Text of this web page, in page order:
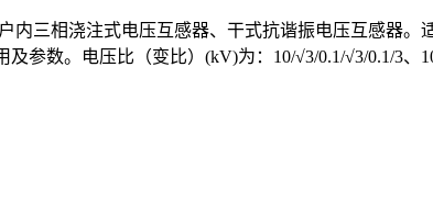
内三相浇注式电压互感器、干式抗谐振电压互感器
数。电压比（变比）(kV)为：10/√3/0.1/√3/0.1/3、